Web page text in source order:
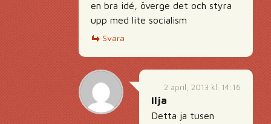
en bra idé, överge det och styra
upp med lite socialism
Svara
2 april, 2013 kl. 14:16
Ilja
Detta ja tusen